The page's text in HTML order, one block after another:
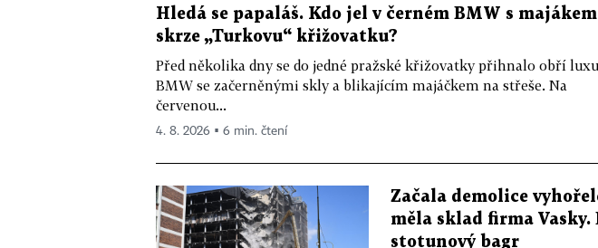
Hledá se papaláš. Kdo jel v černém BMW s majákem
skrze „Turkovu“ křižovatku?
Před několika dny se do jedné pražské křižovatky přihnalo obří
BMW se začerněnými skly a blikajícím majáčkem na střeše. Na
červenou...
4. 8. 2026 ▪ 6 min. čtení
Začala demolice
měla sklad firma Vasky.
stotunový bagr